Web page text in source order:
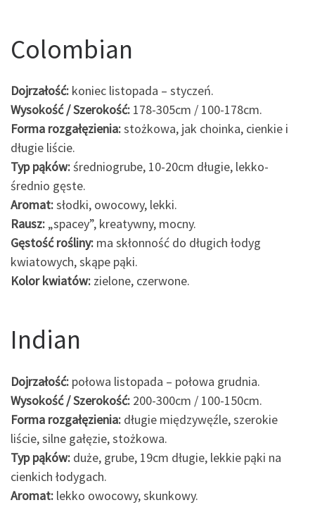
Colombian
Dojrzałość: koniec listopada – styczeń.
Wysokość / Szerokość: 178-305cm / 100-178cm.
Forma rozgałęzienia:stożkowa, jak choinka, cienkie i
długie liście.
Typ pąków:średniogrube, 10-20cm długie, lekko-
średnio gęste.
Aromat:słodki, owocowy, lekki.
Rausz: „spacey”, kreatywny, mocny.
Gęstość rośliny: ma skłonność do długich łodyg
kwiatowych, skąpe pąki.
Kolor kwiatów: zielone, czerwone.
Indian
Dojrzałość: połowa listopada – połowa grudnia.
Wysokość / Szerokość: 200-300cm / 100-150cm.
Forma rozgałęzienia: długie międzywęźle, szerokie
liście, silne gałęzie, stożkowa.
Typ pąków: duże, grube, 19cm długie, lekkie pąki na
cienkich łodygach.
Aromat: lekko owocowy, skunkowy.